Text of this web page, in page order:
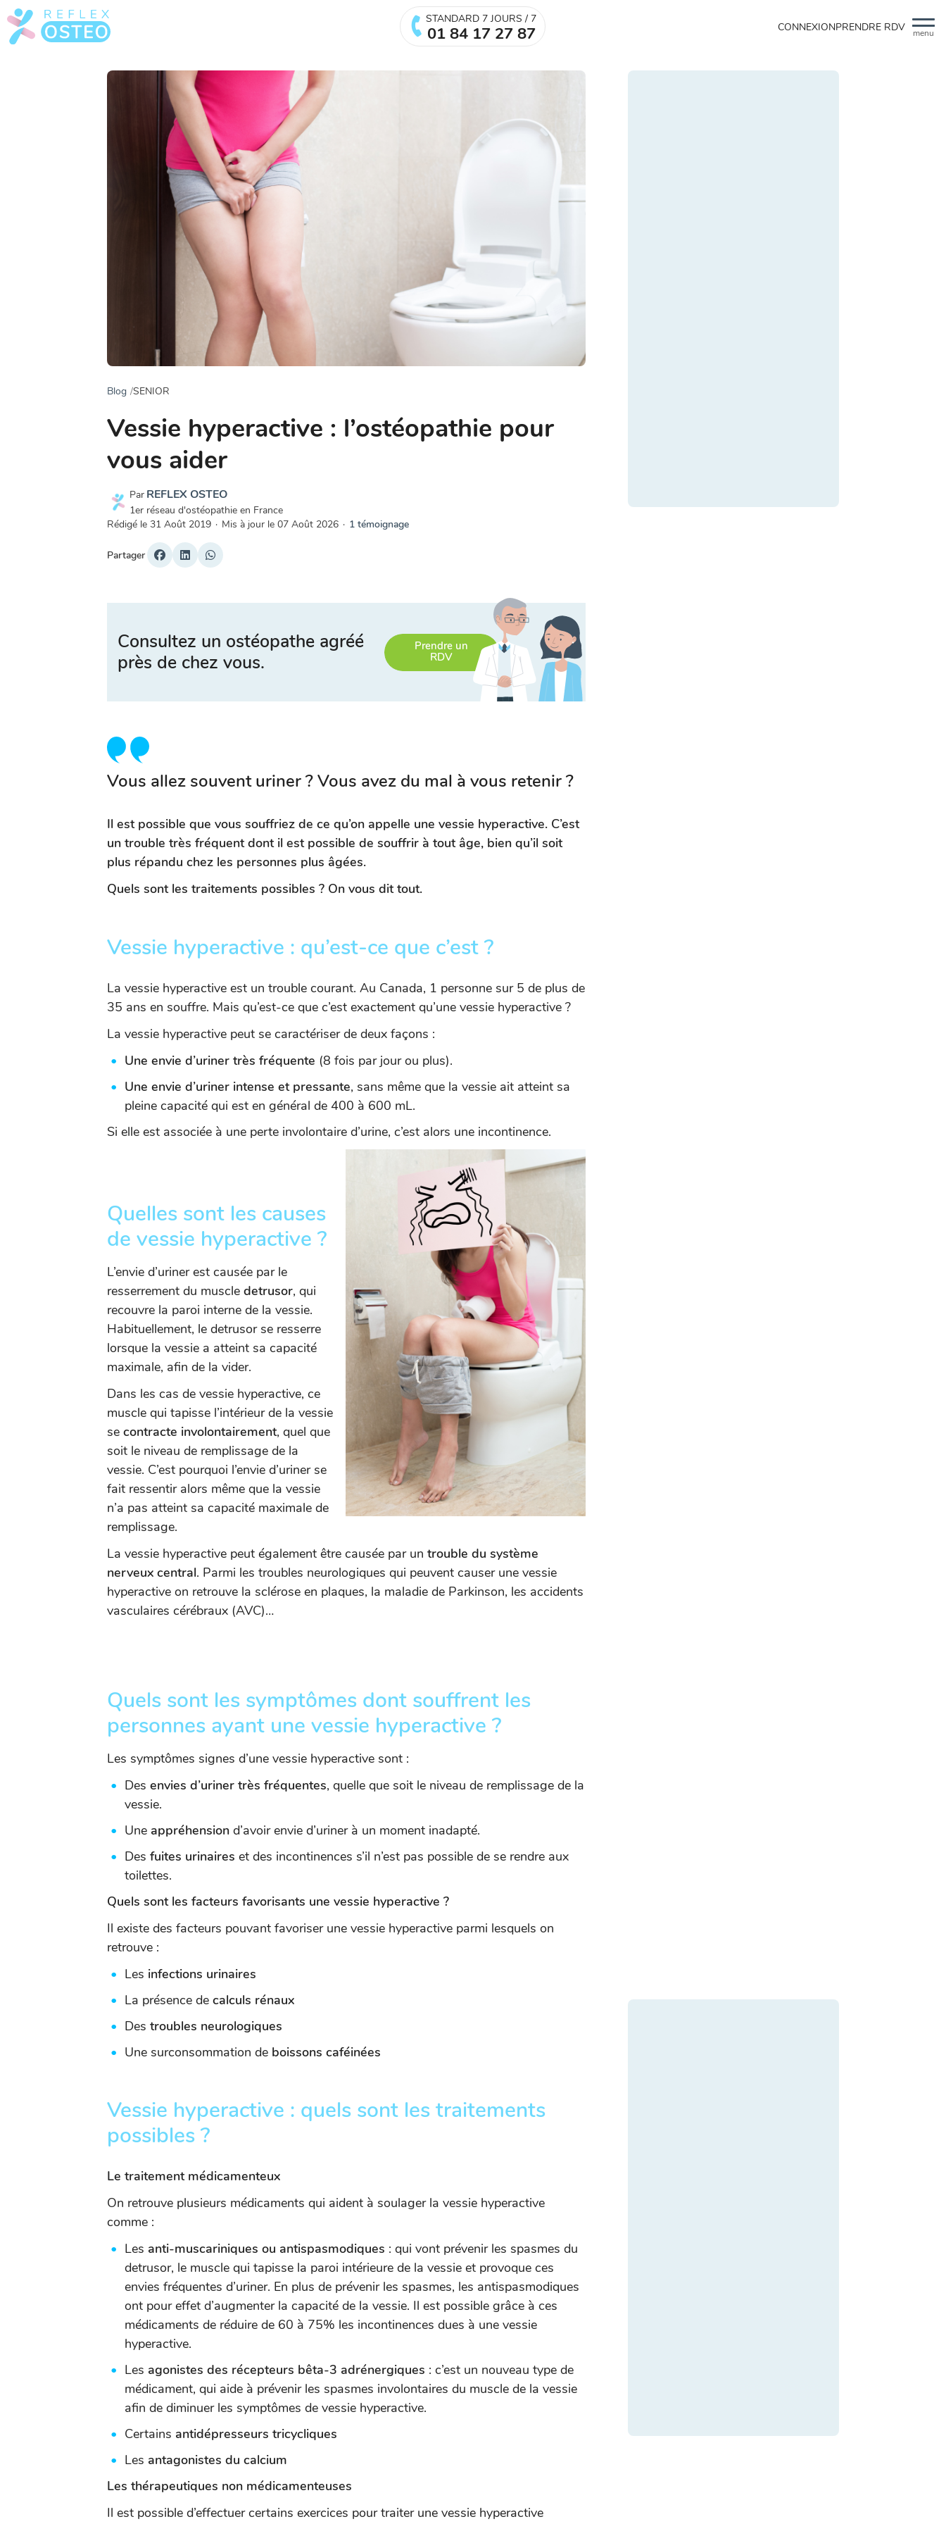
menu
STANDARD 7 JOURS / 7
01 84 17 27 87 CONNEXIONPRENDRE RDV
Blog SENIOR
Vessie hyperactive : l’ostéopathie pour
vous aider
Par REFLEX OSTEO
1er réseau d'ostéopathie en France
Rédigé le 31 Août 2019 · Mis à jour le 07 Août 2026 · 1 témoignage
Partager
Consultez un ostéopathe agréé
près de chez vous.
Prendre un
RDV
Vous allez souvent uriner ? Vous avez du mal à vous retenir ?
Il est possible que vous souffriez de ce qu’on appelle une vessie hyperactive. C’est
un trouble très fréquent dont il est possible de souffrir à tout âge, bien qu’il soit
plus répandu chez les personnes plus âgées.
Quels sont les traitements possibles ? On vous dit tout.
Vessie hyperactive : qu’est-ce que c’est ?
La vessie hyperactive est un trouble courant. Au Canada, 1 personne sur 5 de plus de
35 ans en souffre. Mais qu’est-ce que c’est exactement qu’une vessie hyperactive ?
La vessie hyperactive peut se caractériser de deux façons :
Une envie d’uriner très fréquente (8 fois par jour ou plus).
Une envie d’uriner intense et pressante, sans même que la vessie ait atteint sa
pleine capacité qui est en général de 400 à 600 mL.
Si elle est associée à une perte involontaire d’urine, c’est alors une incontinence.
Quelles sont les causes
de vessie hyperactive ?
L’envie d’uriner est causée par le
resserrement du muscle detrusor, qui
recouvre la paroi interne de la vessie.
Habituellement, le detrusor se resserre
lorsque la vessie a atteint sa capacité
maximale, afin de la vider.
Dans les cas de vessie hyperactive, ce
muscle qui tapisse l’intérieur de la vessie
se contracte involontairement, quel que
soit le niveau de remplissage de la
vessie. C’est pourquoi l’envie d’uriner se
fait ressentir alors même que la vessie
n’a pas atteint sa capacité maximale de
remplissage.
La vessie hyperactive peut également être causée par un trouble du système
nerveux central. Parmi les troubles neurologiques qui peuvent causer une vessie
hyperactive on retrouve la sclérose en plaques, la maladie de Parkinson, les accidents
vasculaires cérébraux (AVC)…
Quels sont les symptômes dont souffrent les
personnes ayant une vessie hyperactive ?
Les symptômes signes d’une vessie hyperactive sont :
Des envies d’uriner très fréquentes, quelle que soit le niveau de remplissage de la
vessie.
Une appréhension d’avoir envie d’uriner à un moment inadapté.
Des fuites urinaires et des incontinences s’il n’est pas possible de se rendre aux
toilettes.
Quels sont les facteurs favorisants une vessie hyperactive ?
Il existe des facteurs pouvant favoriser une vessie hyperactive parmi lesquels on
retrouve :
Les infections urinaires
La présence de calculs rénaux
Des troubles neurologiques
Une surconsommation de boissons caféinées
Vessie hyperactive : quels sont les traitements
possibles ?
Le traitement médicamenteux
On retrouve plusieurs médicaments qui aident à soulager la vessie hyperactive
comme :
Les anti-muscariniques ou antispasmodiques : qui vont prévenir les spasmes du
detrusor, le muscle qui tapisse la paroi intérieure de la vessie et provoque ces
envies fréquentes d’uriner. En plus de prévenir les spasmes, les antispasmodiques
ont pour effet d’augmenter la capacité de la vessie. Il est possible grâce à ces
médicaments de réduire de 60 à 75% les incontinences dues à une vessie
hyperactive.
Les agonistes des récepteurs bêta-3 adrénergiques : c’est un nouveau type de
médicament, qui aide à prévenir les spasmes involontaires du muscle de la vessie
afin de diminuer les symptômes de vessie hyperactive.
Certains antidépresseurs tricycliques
Les antagonistes du calcium
Les thérapeutiques non médicamenteuses
Il est possible d’effectuer certains exercices pour traiter une vessie hyperactive